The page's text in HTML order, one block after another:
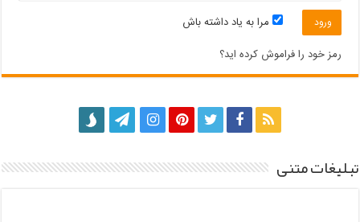
مرا به یاد داشته باش
رمز خود را فراموش کرده اید؟
تبلیغات متنی